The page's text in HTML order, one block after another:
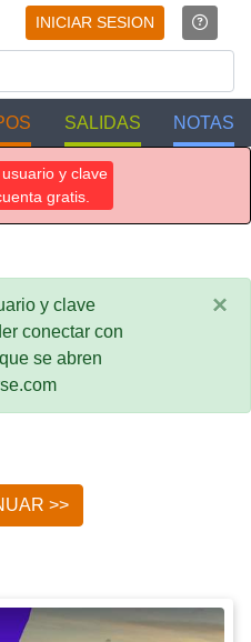
INICIAR SESION
SALIDAS NOTAS
y clave
gratis.
y clave
conectar con
se abren
×
>>